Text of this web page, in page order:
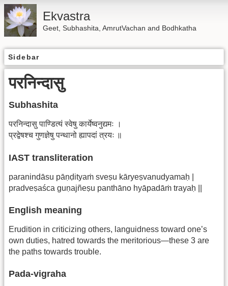
Ekvastra
Geet, Subhashita, AmrutVachan and Bodhkatha
Sidebar
परनिन्दासु
Subhashita
परनिन्दासु पाण्डित्यं स्वेषु कार्येष्वनुद्यमः ।
प्रद्वेषश्च गुणज्ञेषु पन्थानो ह्यापदां त्रयः ॥
IAST transliteration
paranindāsu pāṇḍityaṁ sveṣu kāryeṣvanudyamaḥ |
pradveṣaśca guṇajñeṣu panthāno hyāpadāṁ trayaḥ ||
English meaning
Erudition in criticizing others, languidness toward one’s
own duties, hatred towards the meritorious—these 3 are
the paths towards trouble.
Pada-vigraha